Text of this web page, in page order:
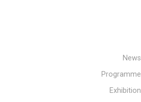
News
Programme
Exhibition